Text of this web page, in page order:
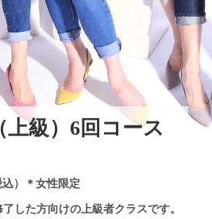
級）6回コース
）＊女性限定
した方向けの上級者クラスです。